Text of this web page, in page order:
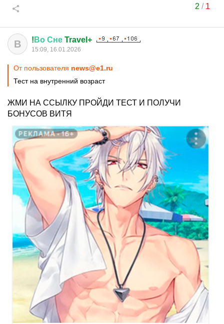
2 / 1
В ! Во Сне Travel+
15:09, 16.01.2026
От пользователя news@e1.ru
Тест на внутренний возраст
ЖМИ НА ССЫЛКУ ПРОЙДИ ТЕСТ И ПОЛУЧИ
БОНУСОВ ВИТЯ